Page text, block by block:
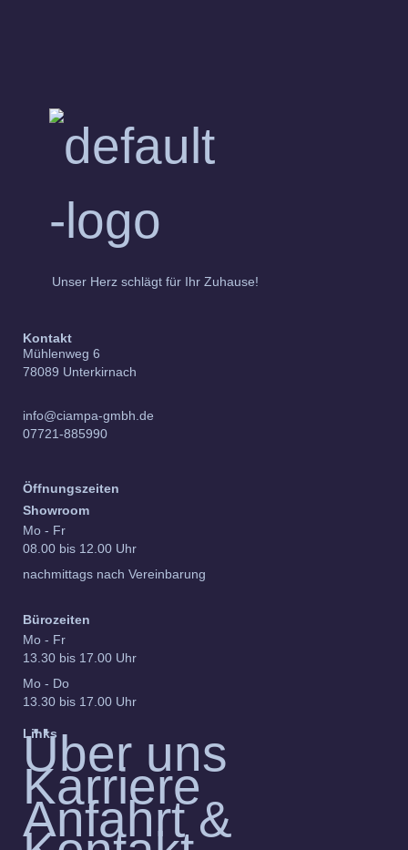
Unser Herz schlägt für Ihr Zuhause!
Kontakt
Mühlenweg 6
78089 Unterkirnach
info@ciampa-gmbh.de
07721-885990
Öffnungszeiten
Showroom
Mo - Fr
08.00 bis 12.00 Uhr
nachmittags nach Vereinbarung
Bürozeiten
Mo - Fr
13.30 bis 17.00 Uhr
Mo - Do
13.30 bis 17.00 Uhr
Links
Über uns
Karriere
Anfahrt &